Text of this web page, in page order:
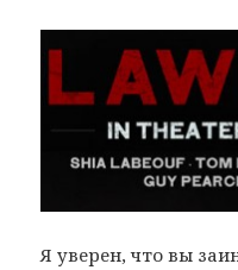
Я уверен, что вы